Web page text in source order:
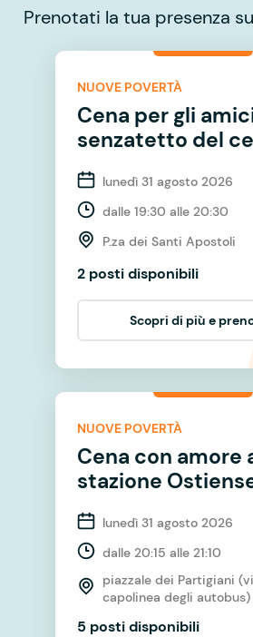
Prenotati la tua presenza su
NUOVE POVERTÀ
Cena per gli
senzatetto del
lunedì 31 agosto 2026
dalle 19:30 alle 20:30
P.za dei Santi Apostoli
2 posti disponibili
Scopri di più e
NUOVE POVERTÀ
Cena con amore
stazione
lunedì 31 agosto 2026
dalle 20:15 alle 21:10
piazzale dei Partigiani
capolinea degli autobus)
5 posti disponibili